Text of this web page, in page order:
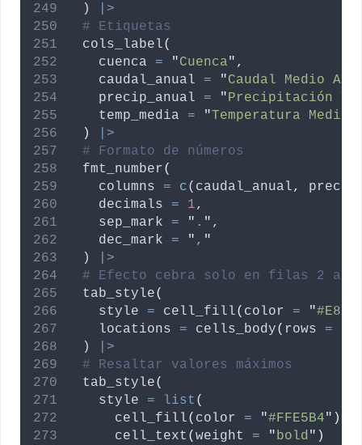
  )
|>
# Etiquetas
  cols_label
(
cuenca
= "Cuenca" ,
caudal_anual
= "Caudal Medio
precip_anual
= "Precipitación
temp_media
= "Temperatura Media
)
|>
# Formato de números
  fmt_number
(
columns
= c( caudal_anual,
decimals
= 1,
sep_mark
= " . " ,
dec_mark
= " , "
  )
|>
# Efecto cebra solo en filas 2 a 4
  tab_style
(
style
= cell_fill( color = "
locations
= cells_body( rows =
  )
|>
# Resaltar valores máximos
  tab_style
(
style
= list (
      cell_fill
( color = "#FFE5B4" )
      cell_text
( weight = "bold" )